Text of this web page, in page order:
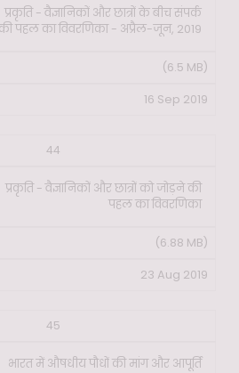
प्रकृति - वैज्ञानिकों और छात्रों के बीच संपर्क
पहल का विवरणिका - अप्रैल-जून, 2019
(6.5 MB)
16 Sep 2019
44
प्रकृति - वैज्ञानिकों और छात्रों को जोड़ने की
पहल का विवरणिका
(6.88 MB)
23 Aug 2019
45
भारत में औषधीय पौधों की मांग और आपूर्ति